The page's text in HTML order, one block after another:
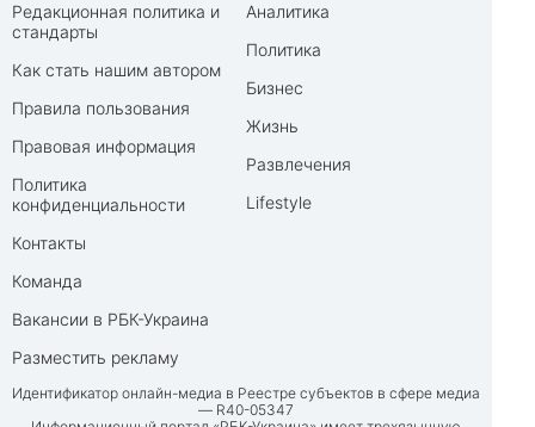
Редакционная политика и
стандарты
Как стать нашим автором
Правила пользования
Правовая информация
Политика
конфиденциальности
Контакты
Команда
Вакансии в РБК-Украина
Разместить рекламу
Аналитика
Политика
Бизнес
Жизнь
Развлечения
Lifestyle
Идентификатор онлайн-медиа в Реестре субъектов в сфере медиа
— R40-05347